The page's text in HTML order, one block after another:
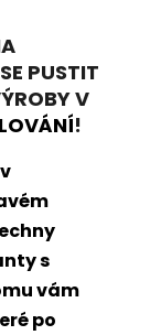
PUSTIT
V
!
s
vám
po